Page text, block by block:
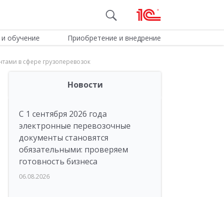
обучение Приобретение и внедрение
в сфере грузоперевозок
Новости
С 1 сентября 2026 года
электронные перевозочные
документы становятся
обязательными: проверяем
готовность бизнеса
06.08.2026